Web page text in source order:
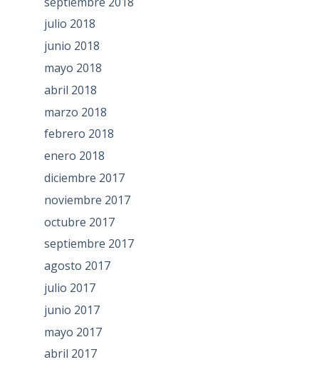
julio 2018
junio 2018
mayo 2018
abril 2018
marzo 2018
febrero 2018
enero 2018
diciembre 2017
noviembre 2017
octubre 2017
septiembre 2017
agosto 2017
julio 2017
junio 2017
mayo 2017
abril 2017